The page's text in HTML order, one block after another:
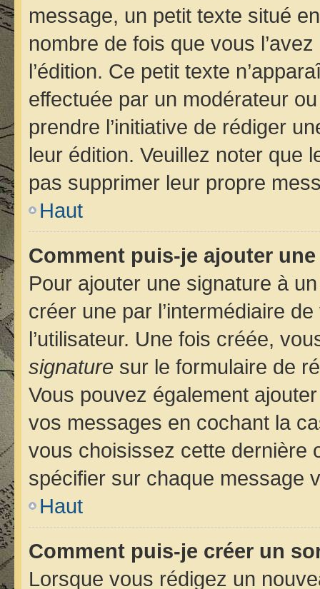
message, un petit texte situé
nombre de fois que vous
l’édition. Ce petit texte
effectuée par un modérateur
prendre l’initiative de rédiger
leur édition. Veuillez noter que
pas supprimer leur propre
Haut
Comment puis-je ajouter
Pour ajouter une signature à
créer une par l’intermédiaire
l’utilisateur. Une fois créée,
signature sur le formulaire de
Vous pouvez également
vos messages en cochant la
vous choisissez cette dernière
spécifier sur chaque message
Haut
Comment puis-je créer un
Lorsque vous rédigez un